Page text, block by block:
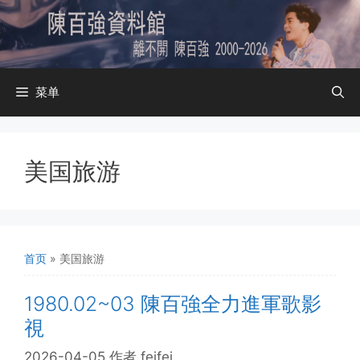
跳
至
内
容
菜单
美国旅游
首页 » 美国旅游
1980.02~03 陳百強全力進軍歌影
視
2026-04-05 作者 feifei